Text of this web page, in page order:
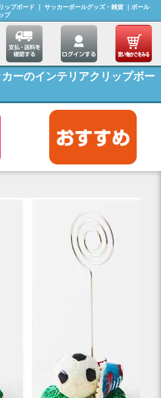
プボード ｜ サッカーボールグッズ・雑貨 ｜ボール
プ
ーのインテリアクリップボー